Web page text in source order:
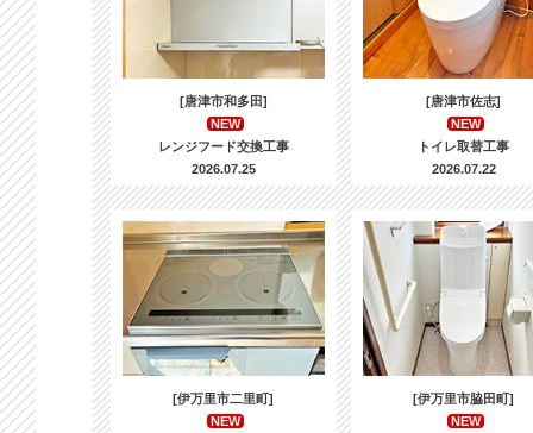
[唐津市和多田]
NEW
レンジフード交換工事
2026.07.25
[唐津市佐志]
NEW
トイレ取替工事
2026.07.22
[伊万里市二里町]
NEW
[伊万里市脇田町]
NEW